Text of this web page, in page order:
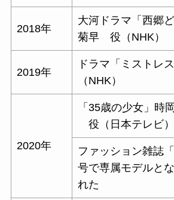
2018年
大河ドラマ「西郷
菊早 役（NHK）
2019年
ドラマ「ミストレ
（NHK）
2020年
「35歳の少女」時
役（日本テレビ）
ファッション雑誌
号で専属モデルと
れた